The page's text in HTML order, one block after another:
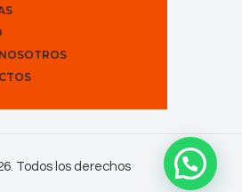
Todos los derechos